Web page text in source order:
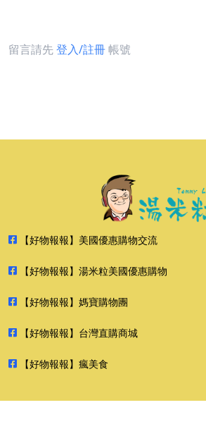
留言請先登入/註冊帳號
【好物報報】美國優惠購物交流
【好物報報】湯米粒美國優惠購物
【好物報報】媽寶購物團
【好物報報】台灣直購商城
【好物報報】瘋美食